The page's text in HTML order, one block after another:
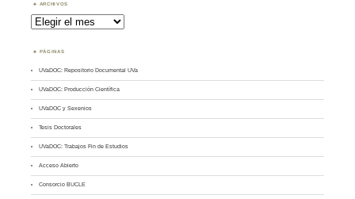
ARCHIVOS
Archivos
PÁGINAS
UVaDOC: Repositorio Documental UVa
UVaDOC: Producción Científica
UVaDOC y Sexenios
Tesis Doctorales
UVaDOC: Trabajos Fin de Estudios
Acceso Abierto
Consorcio BUCLE